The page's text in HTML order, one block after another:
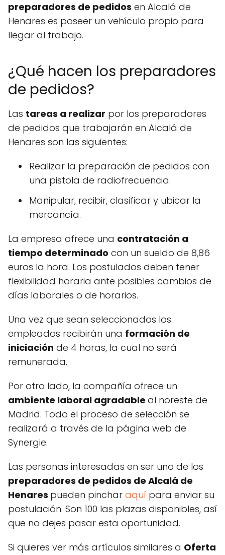
preparadores de pedidos en Alcalá de
Henares es poseer un vehículo propio para
llegar al trabajo.
¿Qué hacen los preparadores
de pedidos?
Las tareas a realizar por los preparadores
de pedidos que trabajarán en Alcalá de
Henares son las siguientes:
Realizar la preparación de pedidos con
una pistola de radiofrecuencia.
Manipular, recibir, clasificar y ubicar la
mercancía.
La empresa ofrece una contratación a
tiempo determinado con un sueldo de 8,86
euros la hora. Los postulados deben tener
flexibilidad horaria ante posibles cambios de
días laborales o de horarios.
Una vez que sean seleccionados los
empleados recibirán una formación de
iniciación de 4 horas, la cual no será
remunerada.
Por otro lado, la compañía ofrece un
ambiente laboral agradable al noreste de
Madrid. Todo el proceso de selección se
realizará a través de la página web de
Synergie.
Las personas interesadas en ser uno de los
preparadores de pedidos de Alcalá de
Henares pueden pinchar aquí para enviar su
postulación. Son 100 las plazas disponibles, así
que no dejes pasar esta oportunidad.
Si quieres ver más artículos similares a Oferta